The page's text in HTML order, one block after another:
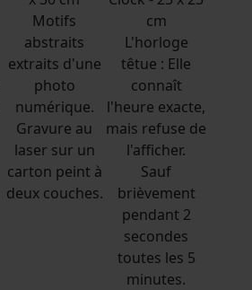
Motifs
abstraits
extraits d'une
photo
numérique.
Gravure au
laser sur un
carton peint à
deux couches.
cm
L'horloge
têtue : Elle
connaît
l'heure exacte,
mais refuse de
l'afficher.
Sauf
brièvement
pendant 2
secondes
toutes les 5
minutes.